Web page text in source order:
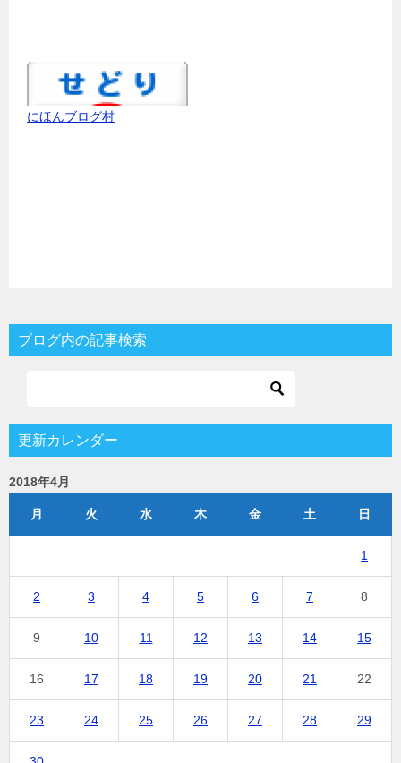
にほんブログ村
ブログ内の記事検索
更新カレンダー
2018年4月
月 火 水 木 金 土 日
1
2 3 4 5 6 7 8
9 10 11 12 13 14 15
16 17 18 19 20 21 22
23 24 25 26 27 28 29